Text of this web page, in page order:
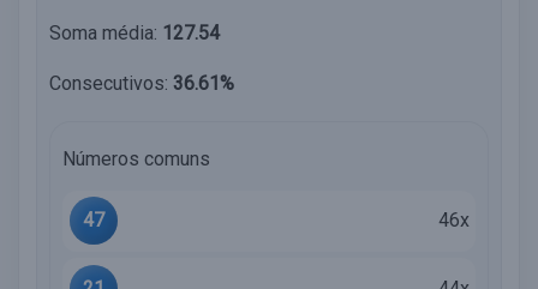
Soma média: 127.54
Consecutivos: 36.61%
Números comuns
47 46x